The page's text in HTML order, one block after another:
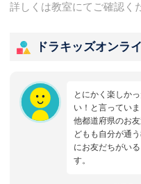
詳しくは教室にてご確認く
ドラキッズオンラ
とにかく楽しか
い！と言っていま
他都道府県のお
どもも自分が通
にお友だちがい
す。